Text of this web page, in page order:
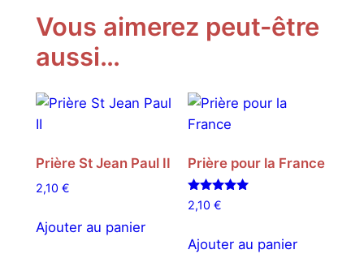
m
o
s
i
l
e
Vous aimerez peut-être
aussi…
Prière St Jean Paul II
2,10 €
Ajouter au panier
Prière pour la France
Note
5.00
2,10€
Ajouter au panier